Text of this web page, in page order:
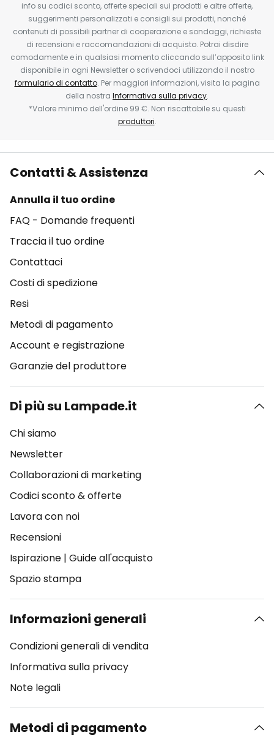
info su codici sconto, offerte speciali sui prodotti e altre offerte,
suggerimenti personalizzati e consigli sui prodotti, nonché
contenuti di possibili partner di cooperazione e sondaggi, richieste
di recensioni e raccomandazioni di acquisto. Potrai disdire
comodamente e in qualsiasi momento cliccando sull’apposito link
disponibile in ogni Newsletter o scrivendoci utilizzando il nostro
formulario di contatto. Per maggiori informazioni, visita la pagina
della nostra Informativa sulla privacy.
*Valore minimo dell'ordine 99 €. Non riscattabile su questi
produttori.
Contatti & Assistenza
Annulla il tuo ordine
FAQ - Domande frequenti
Traccia il tuo ordine
Contattaci
Costi di spedizione
Resi
Metodi di pagamento
Account e registrazione
Garanzie del produttore
Di più su Lampade.it
Chi siamo
Newsletter
Collaborazioni di marketing
Codici sconto & offerte
Lavora con noi
Recensioni
Ispirazione | Guide all'acquisto
Spazio stampa
Informazioni generali
Condizioni generali di vendita
Informativa sulla privacy
Note legali
Metodi di pagamento